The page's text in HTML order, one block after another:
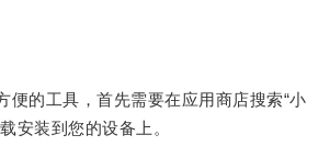
的工具，首先需要在应用商店搜索“小
安装到您的设备上。